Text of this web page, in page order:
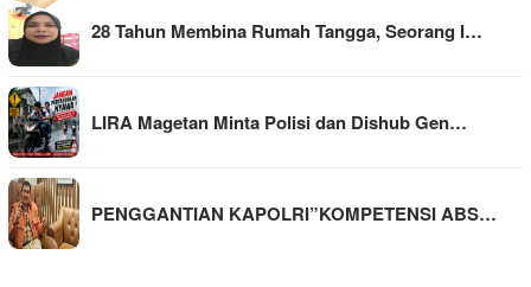
28 Tahun Membina Rumah Tangga, Seorang I…
LIRA Magetan Minta Polisi dan Dishub Gen…
PENGGANTIAN KAPOLRI”KOMPETENSI ABS…